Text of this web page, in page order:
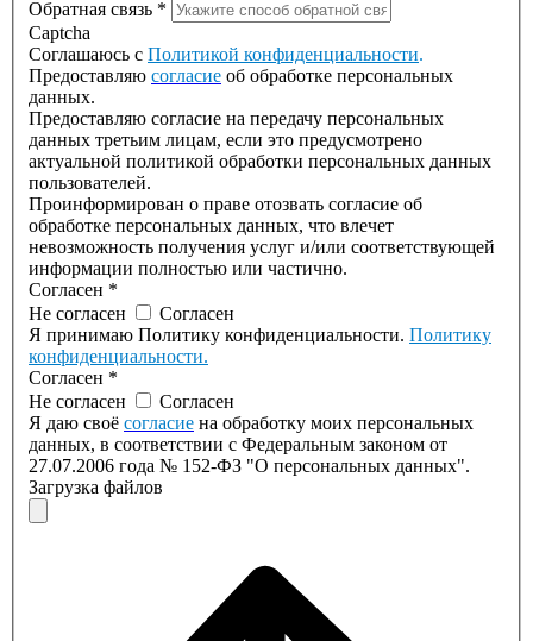
Обратная связь *
Captcha
Соглашаюсь с Политикой конфиденциальности.
Предоставляю согласие об обработке персональных
данных.
Предоставляю согласие на передачу персональных
данных третьим лицам, если это предусмотрено
актуальной политикой обработки персональных данных
пользователей.
Проинформирован о праве отозвать согласие об
обработке персональных данных, что влечет
невозможность получения услуг и/или соответствующей
информации полностью или частично.
Согласен *
Не согласен
Согласен
Я принимаю Политику конфиденциальности. Политику
конфиденциальности.
Согласен *
Не согласен
Согласен
Я даю своё согласие на обработку моих персональных
данных, в соответствии с Федеральным законом от
27.07.2006 года № 152-ФЗ "О персональных данных".
Загрузка файлов